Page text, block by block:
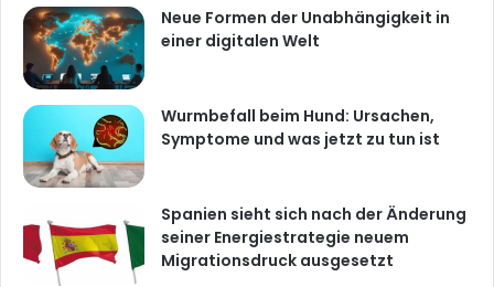
Neue Formen der Unabhängigkeit in
einer digitalen Welt
Wurmbefall beim Hund: Ursachen,
Symptome und was jetzt zu tun ist
Spanien sieht sich nach der Änderung
seiner Energiestrategie neuem
Migrationsdruck ausgesetzt